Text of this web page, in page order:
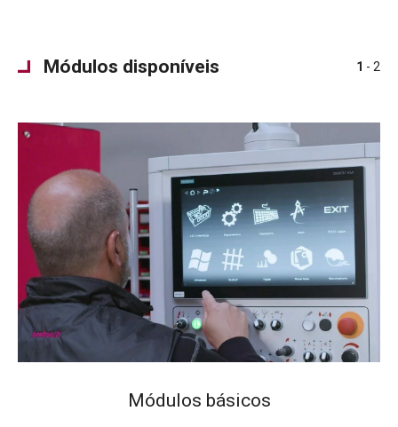
Módulos disponíveis 1 - 2
Módulos básicos